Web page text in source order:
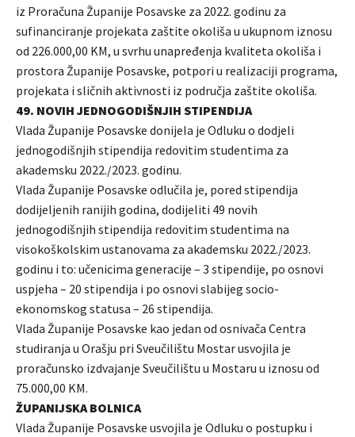
iz Proračuna Županije Posavske za 2022. godinu za
sufinanciranje projekata zaštite okoliša u ukupnom iznosu
od 226.000,00 KM, u svrhu unapređenja kvaliteta okoliša i
prostora Županije Posavske, potpori u realizaciji programa,
projekata i sličnih aktivnosti iz područja zaštite okoliša.
49. NOVIH JEDNOGODIŠNJIH STIPENDIJA
Vlada Županije Posavske donijela je Odluku o dodjeli
jednogodišnjih stipendija redovitim studentima za
akademsku 2022./2023. godinu.
Vlada Županije Posavske odlučila je, pored stipendija
dodijeljenih ranijih godina, dodijeliti 49 novih
jednogodišnjih stipendija redovitim studentima na
visokoškolskim ustanovama za akademsku 2022./2023.
godinu i to: učenicima generacije – 3 stipendije, po osnovi
uspjeha – 20 stipendija i po osnovi slabijeg socio-
ekonomskog statusa – 26 stipendija.
Vlada Županije Posavske kao jedan od osnivača Centra
studiranja u Orašju pri Sveučilištu Mostar usvojila je
proračunsko izdvajanje Sveučilištu u Mostaru u iznosu od
75.000,00 KM.
ŽUPANIJSKA BOLNICA
Vlada Županije Posavske usvojila je Odluku o postupku i